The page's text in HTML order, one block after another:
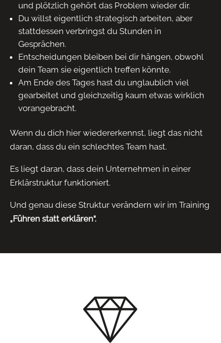
und plötzlich gehört das Problem wieder dir.
Du willst eigentlich strategisch arbeiten, aber
stattdessen verbringst du Stunden in
Gesprächen.
Entscheidungen bleiben bei dir hängen, obwohl
dein Team sie eigentlich treffen könnte.
Am Ende des Tages hast du unglaublich viel
gearbeitet und gleichzeitig kaum etwas wirklich
vorangebracht.
Wenn du dich hier wiedererkennst, liegt das nicht
daran, dass du ein schlechtes Team hast.
Es liegt daran, dass dein Unternehmen in einer
Erklärstruktur funktioniert.
Und genau diese Struktur verändern wir im Training
„Führen statt erklären“.